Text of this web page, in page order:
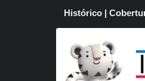
Histórico |